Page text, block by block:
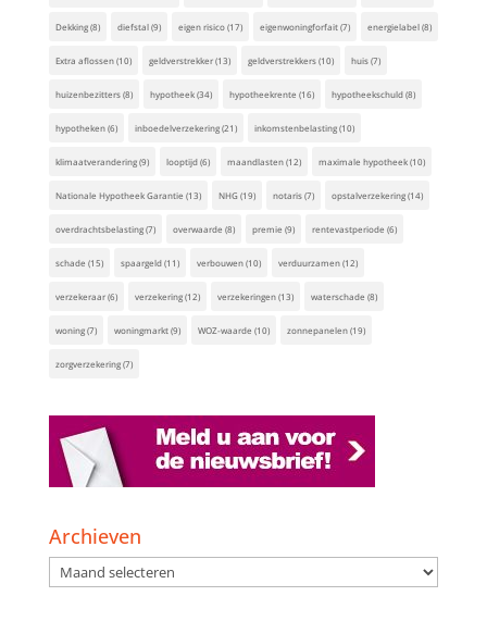
Dekking(8) diefstal(9) eigen risico(17) eigenwoningforfait(7) energielabel(8)
Extra aflossen(10) geldverstrekker(13) geldverstrekkers(10) huis(7)
huizenbezitters(8) hypotheek(34) hypotheekrente (16) hypotheekschuld(8)
hypotheken(6) inboedelverzekering(21) inkomstenbelasting(10)
klimaatverandering(9) looptijd(6) maandlasten(12) maximale hypotheek(10)
Nationale Hypotheek Garantie (13) NHG(19) notaris(7) opstalverzekering(14)
overdrachtsbelasting(7) overwaarde (8) premie (9) rentevastperiode (6)
schade (15) spaargeld(11) verbouwen(10) verduurzamen(12)
verzekeraar(6) verzekering(12) verzekeringen(13) waterschade (8)
woning(7) woningmarkt(9) WOZ-waarde (10) zonnepanelen(19)
zorgverzekering(7)
Archieven
Archieven